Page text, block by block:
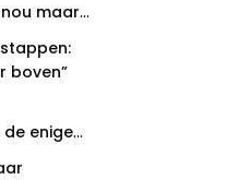
maar
boven”
enige